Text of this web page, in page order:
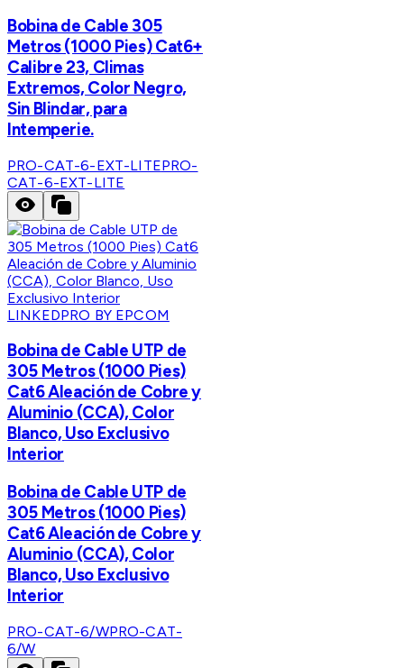
Bobina de Cable 305
Metros (1000 Pies) Cat6+
Calibre 23, Climas
Extremos, Color Negro,
Sin Blindar, para
Intemperie.
PRO-CAT-6-EXT-LITEPRO-
CAT-6-EXT-LITE
LINKEDPRO BY EPCOM
Bobina de Cable UTP de
305 Metros (1000 Pies)
Cat6 Aleación de Cobre y
Aluminio (CCA), Color
Blanco, Uso Exclusivo
Interior
Bobina de Cable UTP de
305 Metros (1000 Pies)
Cat6 Aleación de Cobre y
Aluminio (CCA), Color
Blanco, Uso Exclusivo
Interior
PRO-CAT-6/WPRO-CAT-
6/W